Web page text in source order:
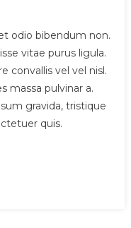
odio bibendum non.
vitae purus ligula.
convallis vel vel nisl.
massa pulvinar a.
gravida, tristique
quis.